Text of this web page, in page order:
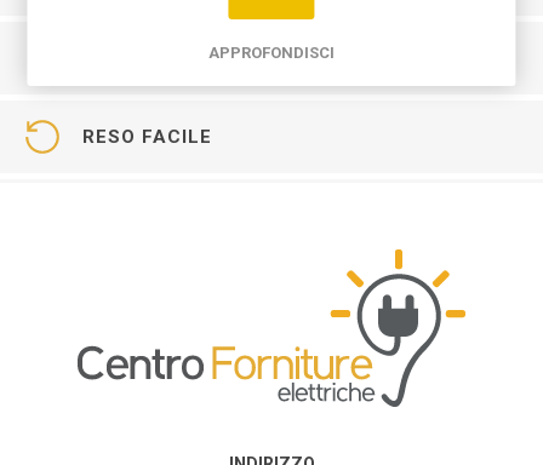
SERVIZIO CLIENTI
RESO FACILE
APPROFONDISCI